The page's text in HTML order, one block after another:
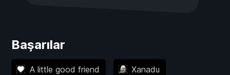
Başarılar
A little good friend Xanadu